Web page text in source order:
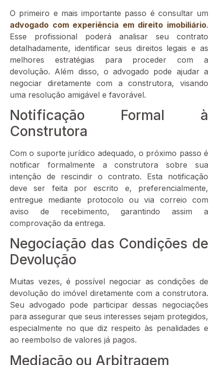
O primeiro e mais importante passo é consultar um
advogado com experiência em direito imobiliário.
Esse profissional poderá analisar seu contrato
detalhadamente, identificar seus direitos legais e as
melhores estratégias para proceder com a
devolução. Além disso, o advogado pode ajudar a
negociar diretamente com a construtora, visando
uma resolução amigável e favorável.
Notificação Formal à
Construtora
Com o suporte jurídico adequado, o próximo passo é
notificar formalmente a construtora sobre sua
intenção de rescindir o contrato. Esta notificação
deve ser feita por escrito e, preferencialmente,
entregue mediante protocolo ou via correio com
aviso de recebimento, garantindo assim a
comprovação da entrega.
Negociação das Condições de
Devolução
Muitas vezes, é possível negociar as condições de
devolução do imóvel diretamente com a construtora.
Seu advogado pode participar dessas negociações
para assegurar que seus interesses sejam protegidos,
especialmente no que diz respeito às penalidades e
ao reembolso de valores já pagos.
Mediação ou Arbitragem